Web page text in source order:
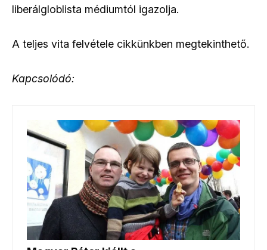
liberálgloblista médiumtól igazolja.
A teljes vita felvétele cikkünkben megtekinthető.
Kapcsolódó: